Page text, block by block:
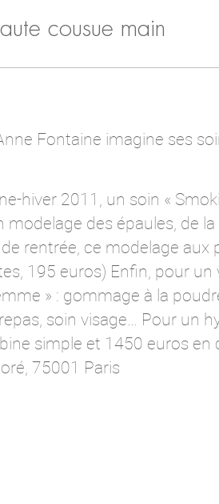
cousue main
Fontaine imagine ses
hiver 2011, un soin «
modelage des épaules, de
rentrée, ce modelage aux
195 euros) Enfin, pour
» : gommage à la
soin visage… Pour un
simple et 1450 euros en
75001 Paris